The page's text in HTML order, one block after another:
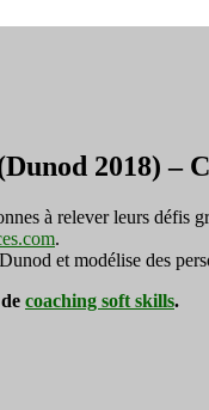
2018) –
à relever leurs défis
.
et modélise des
coaching soft skills.